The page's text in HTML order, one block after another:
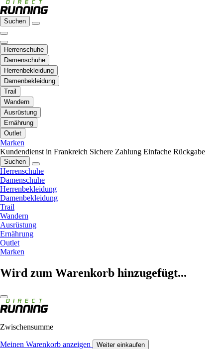
Suchen
Herrenschuhe
Damenschuhe
Herrenbekleidung
Damenbekleidung
Trail
Wandern
Ausrüstung
Ernährung
Outlet
Marken
Kundendienst in Frankreich Sichere Zahlung Einfache Rückgabe
Suchen
Herrenschuhe
Damenschuhe
Herrenbekleidung
Damenbekleidung
Trail
Wandern
Ausrüstung
Ernährung
Outlet
Marken
Wird zum Warenkorb hinzugefügt...
Zwischensumme
Meinen Warenkorb anzeigen Weiter einkaufen